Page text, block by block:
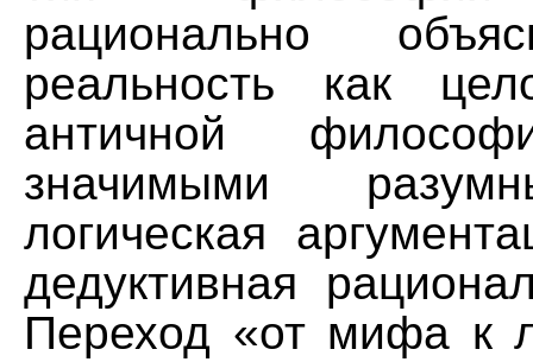
рационально
реальность как
античной
значимыми
логическая
дедуктивная
Переход «от мифа к